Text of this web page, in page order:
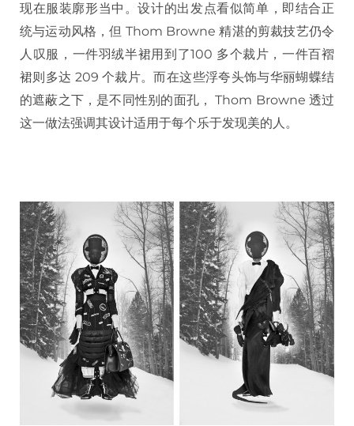
现在服装廓形当中。设计的出发点看似简单，即结合正
统与运动风格，但 Thom Browne 精湛的剪裁技艺仍令
人叹服，一件羽绒半裙用到了100 多个裁片，一件百褶
裙则多达 209 个裁片。而在这些浮夸头饰与华丽蝴蝶结
的遮蔽之下，是不同性别的面孔， Thom Browne 透过
这一做法强调其设计适用于每个乐于发现美的人。